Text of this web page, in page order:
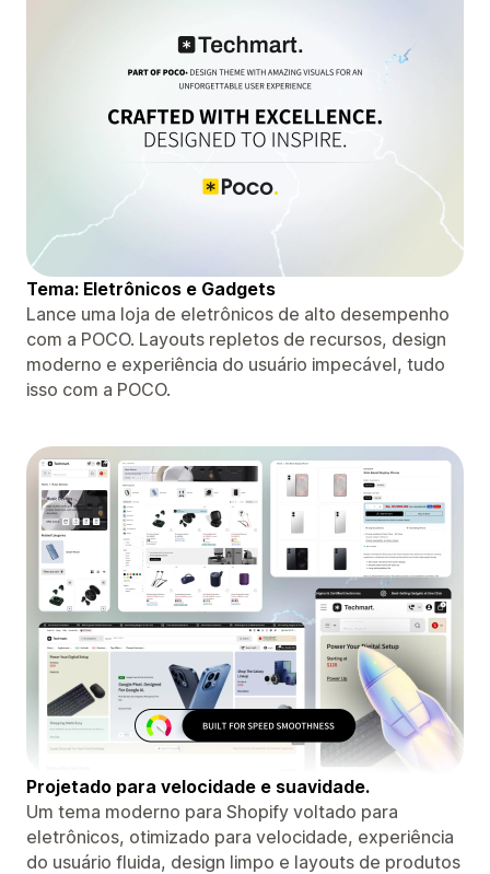
Tema: Eletrônicos e Gadgets
Lance uma loja de eletrônicos de alto desempenho
com a POCO. Layouts repletos de recursos, design
moderno e experiência do usuário impecável, tudo
isso com a POCO.
Projetado para velocidade e suavidade.
Um tema moderno para Shopify voltado para
eletrônicos, otimizado para velocidade, experiência
do usuário fluida, design limpo e layouts de produtos